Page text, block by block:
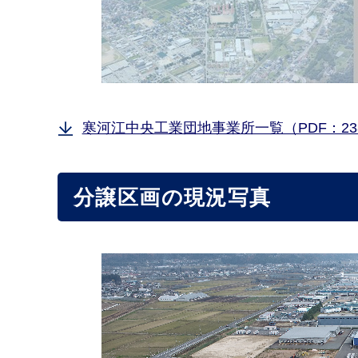
寒河江中央工業団地事業所一覧（PDF：
分譲区画の現況写真